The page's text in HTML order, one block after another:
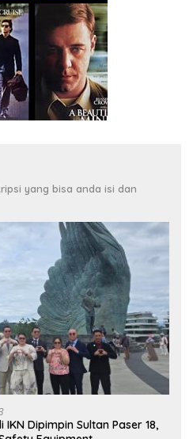
yang bisa anda isi dan
Dipimpin Sultan Paser 18,